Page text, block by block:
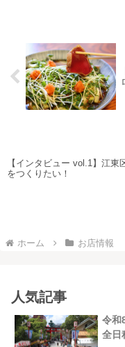
【インタビュー vol.1】江東
をつくりたい！
ホーム お店情報
人気記事
令和
全日